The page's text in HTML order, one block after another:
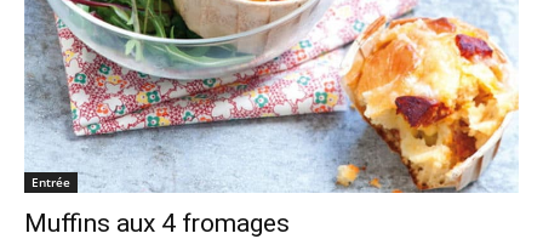
Entrée
Muffins aux 4 fromages